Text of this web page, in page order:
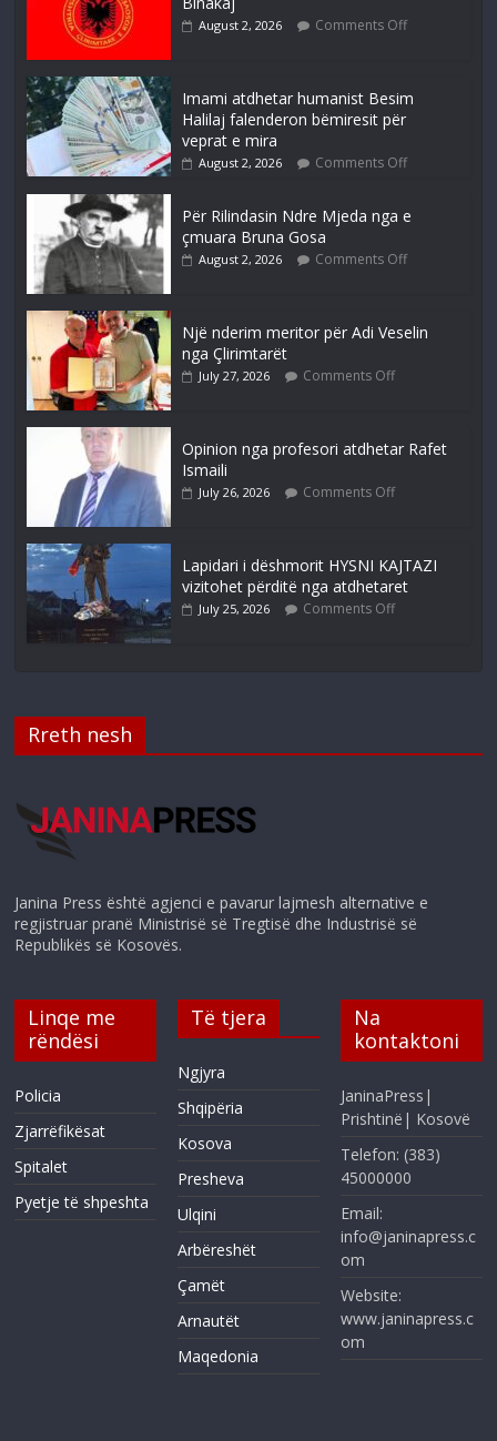
August 2, 2026 Comments Off
Imami atdhetar humanist Besim
Halilaj falenderon bëmiresit për
veprat e mira
August 2, 2026 Comments Off
Për Rilindasin Ndre Mjeda nga e
çmuara Bruna Gosa
August 2, 2026 Comments Off
Një nderim meritor për Adi Veselin
nga Çlirimtarët
July 27, 2026 Comments Off
Opinion nga profesori atdhetar Rafet
Ismaili
July 26, 2026 Comments Off
Lapidari i dëshmorit HYSNI KAJTAZI
vizitohet përditë nga atdhetaret
July 25, 2026 Comments Off
Rreth nesh
Janina Press është agjenci e pavarur lajmesh alternative e
regjistruar pranë Ministrisë së Tregtisë dhe Industrisë së
Republikës së Kosovës.
Linqe me
rëndësi
Policia
Zjarrëfikësat
Spitalet
Pyetje të shpeshta
Të tjera
Ngjyra
Shqipëria
Kosova
Presheva
Ulqini
Arbëreshët
Çamët
Arnautët
Maqedonia
Na
kontaktoni
JaninaPress|
Prishtinë| Kosovë
Telefon: (383)
45000000
Email:
info@janinapress.c
om
Website:
www.janinapress.c
om